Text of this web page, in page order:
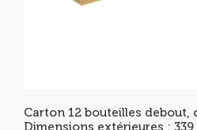
Carton 12 bouteilles debout,
Dimensions extérieures : 339